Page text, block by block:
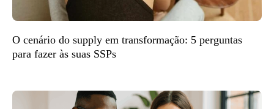
O cenário do supply em transformação: 5 perguntas
para fazer às suas SSPs